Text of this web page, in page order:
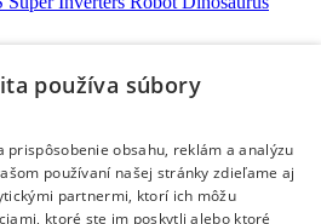
používa súbory
prispôsobenie obsahu, reklám a analýzu
používaní našej stránky zdieľame aj
partnermi, ktorí ich môžu
ktoré ste im poskytli alebo ktoré